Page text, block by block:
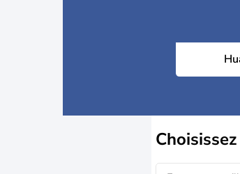
Choisissez